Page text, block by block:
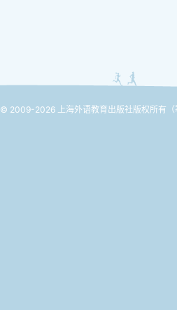
© 2009-2026 上海外语教育出版社版权所有